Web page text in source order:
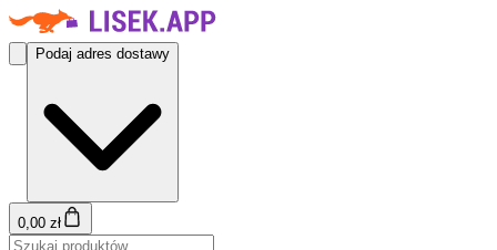
Podaj adres dostawy
0,00 zł